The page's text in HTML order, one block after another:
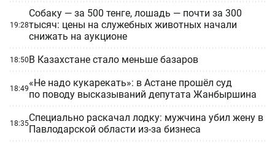
19:28
Собаку — за 500 тенге, лошадь — почти за 300
тысяч: цены на служебных животных начали
снижать на аукционе
18:50В Казахстане стало меньше базаров
18:49«Не надо кукарекать»: в Астане прошёл суд
по поводу высказываний депутата Жанбыршина
18:35Специально раскачал лодку: мужчина убил жену в
Павлодарской области из-за бизнеса